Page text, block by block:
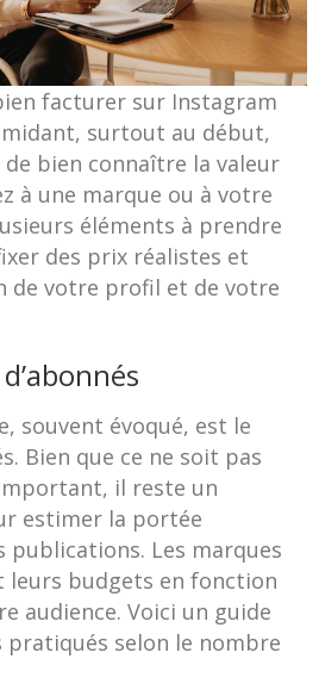
facturer sur Instagram
surtout au début,
bien connaître la valeur
à une marque ou à votre
éléments à prendre
des prix réalistes et
de votre profil et de votre
souvent évoqué, est le
Bien que ce ne soit pas
il reste un
estimer la portée
publications. Les marques
leurs budgets en fonction
audience. Voici un guide
pratiqués selon le nombre